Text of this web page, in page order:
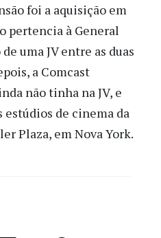
foi a aquisição em
pertencia à General
uma JV entre as duas
a Comcast
não tinha na JV, e
de cinema da
Plaza, em Nova York.